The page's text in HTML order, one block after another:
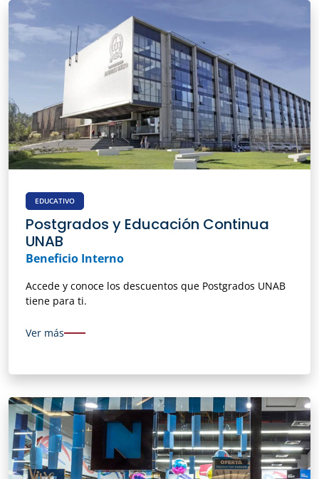
EDUCATIVO
Postgrados y Educación Continua
UNAB
Beneficio Interno
Accede y conoce los descuentos que Postgrados UNAB
tiene para ti.
Ver más